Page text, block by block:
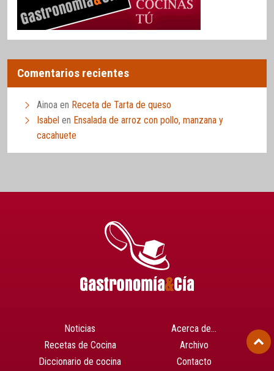
Comentarios recientes
Ainoa en Receta de Tarta de queso
Isabel en Ensalada de arroz con pollo, manzana y
cacahuete
Noticias
Recetas de Cocina
Diccionario de cocina
Acerca de…
Archivo
Contacto